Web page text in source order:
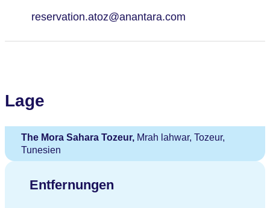
reservation.atoz@anantara.com
Lage
The Mora Sahara Tozeur, Mrah lahwar, Tozeur,
Tunesien
Entfernungen